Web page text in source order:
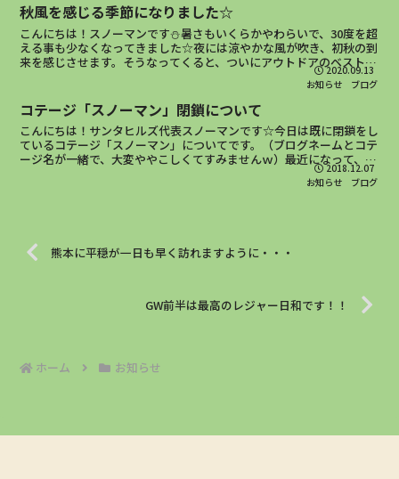
秋風を感じる季節になりました☆
こんにちは！スノーマンです⛄暑さもいくらかやわらいで、30度を超
える事も少なくなってきました☆夜には涼やかな風が吹き、初秋の到
来を感じさせます。そうなってくると、ついにアウトドアのベストシ
ーズンがやってきます☆昼間はポカポカ、夜は焚き火が待...2020.09.13
お知らせ
ブログ
コテージ「スノーマン」閉鎖について
こんにちは！サンタヒルズ代表スノーマンです☆今日は既に閉鎖をし
ているコテージ「スノーマン」についてです。（ブログネームとコテ
ージ名が一緒で、大変ややこしくてすみませんｗ）最近になって、
「コテージのスノーマンには、もう宿泊できないのですか？」...
2018.12.07
お知らせ
ブログ
熊本に平穏が一日も早く訪れますように・・・
GW前半は最高のレジャー日和です！！
ホーム お知らせ